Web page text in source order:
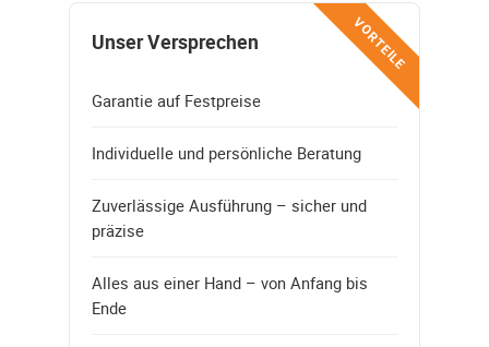
VORTEILE
Unser Versprechen
Garantie auf Festpreise
Individuelle und persönliche Beratung
Zuverlässige Ausführung – sicher und
präzise
Alles aus einer Hand – von Anfang bis
Ende